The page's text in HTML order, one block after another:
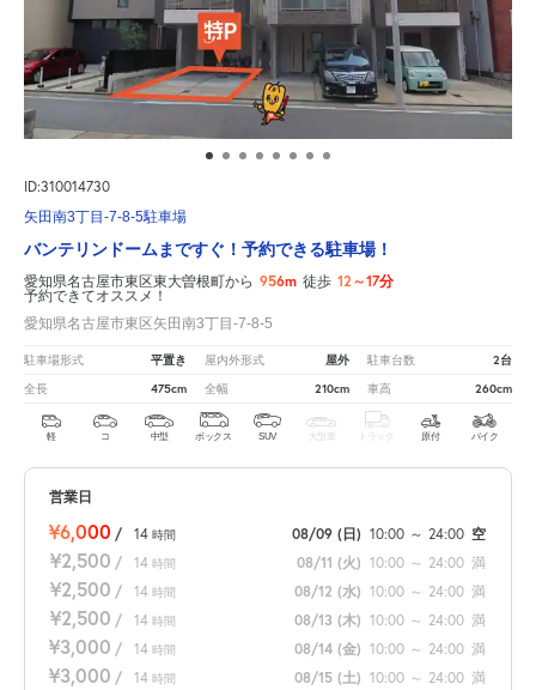
ID:310014730
矢田南3丁目-7-8-5駐車場
バンテリンドームまですぐ！予約できる駐車場！
愛知県名古屋市東区東大曽根町から 956m 徒歩 12～17分
予約できてオススメ！
愛知県名古屋市東区矢田南3丁目-7-8-5
駐車場形式 平置き 屋内外形式 屋外 駐車台数 2台
全長 475cm 全幅 210cm 車高 260cm
軽 コ 中型 ボックス SUV 大型車 トラック 原付 バイク
営業日
¥6,000 / 14 時間 08/09 (日) 10:00 ～ 24:00 空
¥2,500 / 14 時間 08/11 (火) 10:00 ～ 24:00 満
¥2,500 / 14 時間 08/12 (水) 10:00 ～ 24:00 満
¥2,500 / 14 時間 08/13 (木) 10:00 ～ 24:00 満
¥3,000 / 14 時間 08/14 (金) 10:00 ～ 24:00 満
¥3,000 / 14 時間 08/15 (土) 10:00 ～ 24:00 満